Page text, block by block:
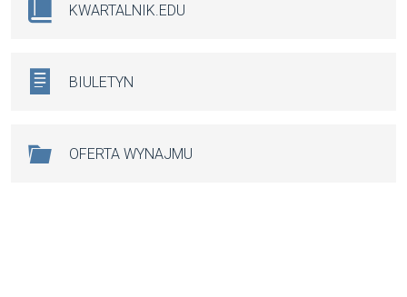
KWARTALNIK.EDU
BIULETYN
OFERTA WYNAJMU